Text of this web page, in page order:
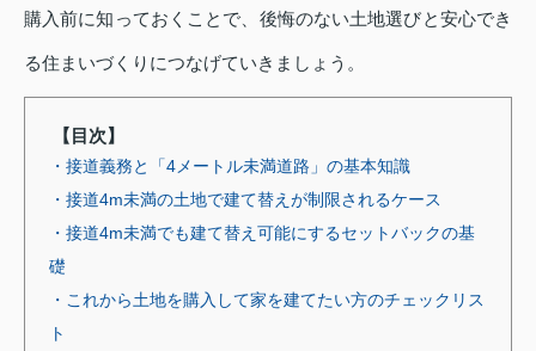
購入前に知っておくことで、後悔のない土地選びと安心でき
る住まいづくりにつなげていきましょう。
【目次】
・接道義務と「4メートル未満道路」の基本知識
・接道4m未満の土地で建て替えが制限されるケース
・接道4m未満でも建て替え可能にするセットバックの基
礎
・これから土地を購入して家を建てたい方のチェックリス
ト